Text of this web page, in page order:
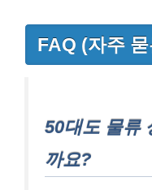
FAQ (자주
50대도 물류
까요?